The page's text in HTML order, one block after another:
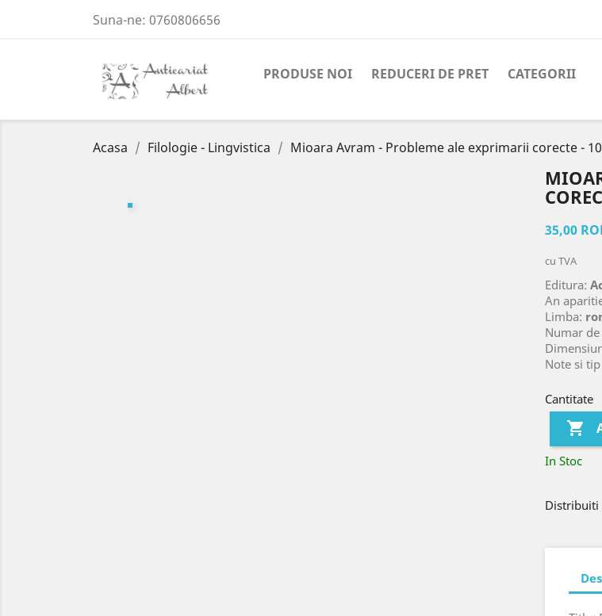
Suna-ne: 0760806656
PRODUSE NOI REDUCERI DE PRET CATEGORII
Acasa Filologie - Lingvistica Mioara Avram - Probleme ale exprimarii corecte -
35,00
cu TVA
Editura:
An
Limba:
Numar
Note si
Cantitate

In Stoc
Distribuiti